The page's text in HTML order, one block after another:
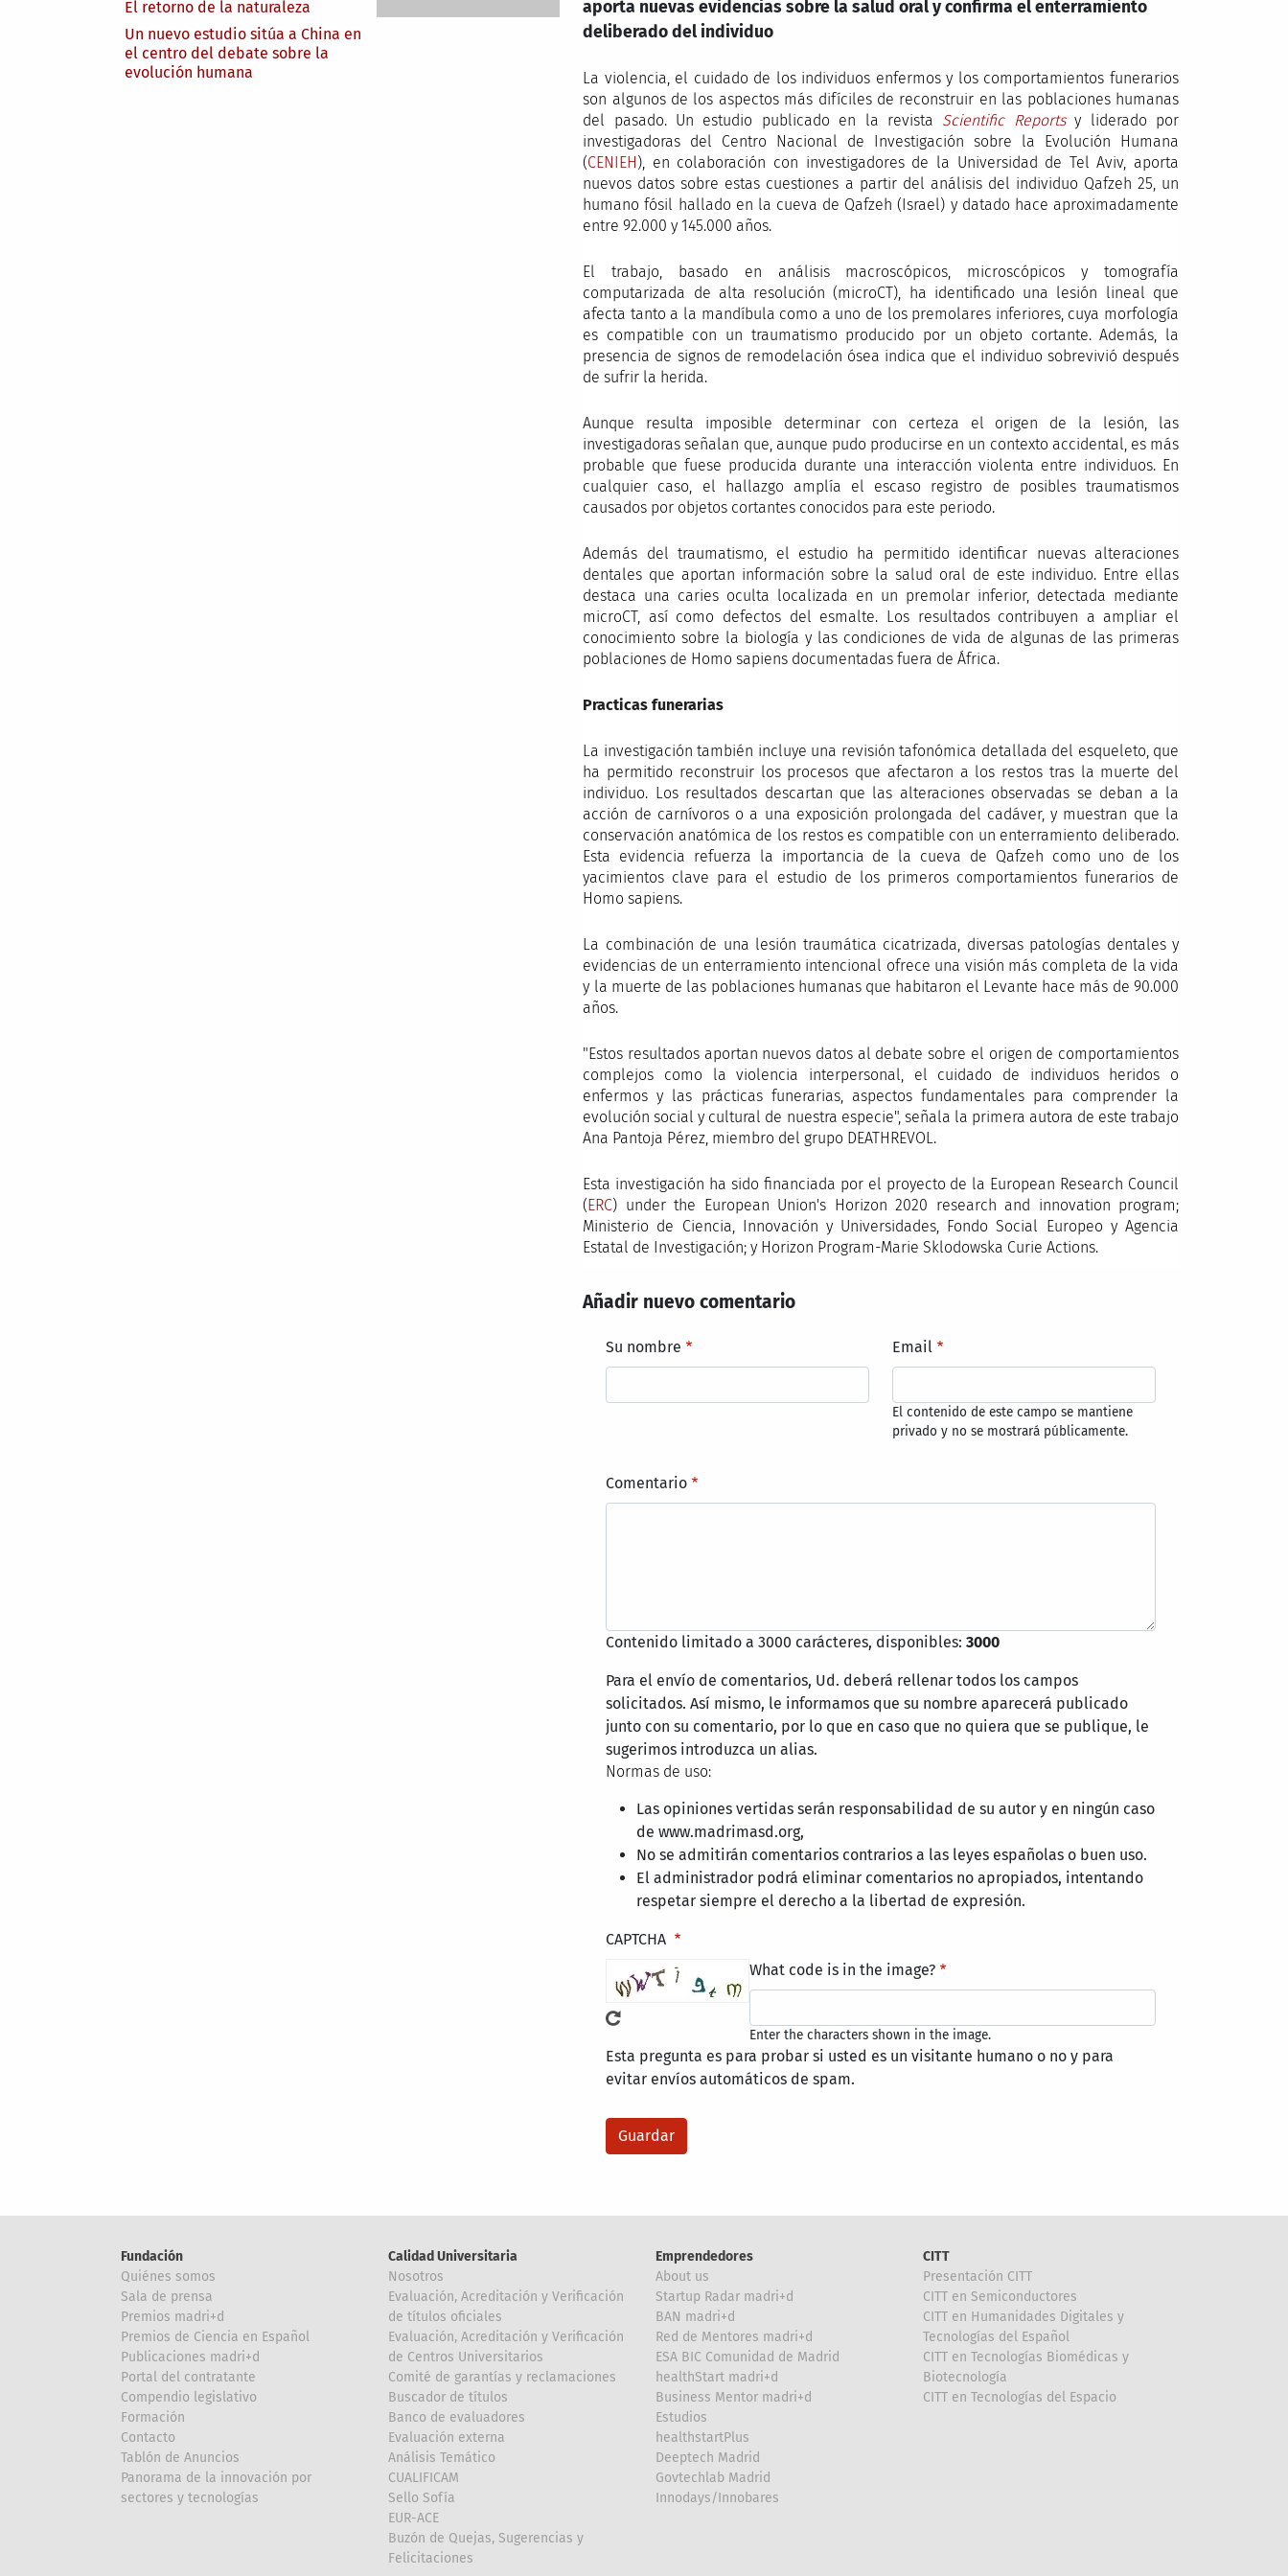
El retorno de la naturaleza
Un nuevo estudio sitúa a China en
el centro del debate sobre la
evolución humana
aporta nuevas evidencias sobre la salud oral y confirma el enterramiento
deliberado del individuo
La violencia, el cuidado de los individuos enfermos y los comportamientos funerarios
son algunos de los aspectos más difíciles de reconstruir en las poblaciones humanas
del pasado. Un estudio publicado en la revista Scientific Reportsy liderado por
investigadoras del Centro Nacional de Investigación sobre la Evolución Humana
(CENIEH ), en colaboración con investigadores de la Universidad de Tel Aviv, aporta
nuevos datos sobre estas cuestiones a partir del análisis del individuo Qafzeh 25, un
humano fósil hallado en la cueva de Qafzeh (Israel) y datado hace aproximadamente
entre 92.000 y 145.000 años.
El trabajo, basado en análisis macroscópicos, microscópicos y tomografía
computarizada de alta resolución (microCT), ha identificado una lesión lineal que
afecta tanto a la mandíbula como a uno de los premolares inferiores, cuya morfología
es compatible con un traumatismo producido por un objeto cortante. Además, la
presencia de signos de remodelación ósea indica que el individuo sobrevivió después
de sufrir la herida.
Aunque resulta imposible determinar con certeza el origen de la lesión, las
investigadoras señalan que, aunque pudo producirse en un contexto accidental, es más
probable que fuese producida durante una interacción violenta entre individuos. En
cualquier caso, el hallazgo amplía el escaso registro de posibles traumatismos
causados por objetos cortantes conocidos para este periodo.
Además del traumatismo, el estudio ha permitido identificar nuevas alteraciones
dentales que aportan información sobre la salud oral de este individuo. Entre ellas
destaca una caries oculta localizada en un premolar inferior, detectada mediante
microCT, así como defectos del esmalte. Los resultados contribuyen a ampliar el
conocimiento sobre la biología y las condiciones de vida de algunas de las primeras
poblaciones de Homo sapiens documentadas fuera de África.
Practicas funerarias
La investigación también incluye una revisión tafonómica detallada del esqueleto, que
ha permitido reconstruir los procesos que afectaron a los restos tras la muerte del
individuo. Los resultados descartan que las alteraciones observadas se deban a la
acción de carnívoros o a una exposición prolongada del cadáver, y muestran que la
conservación anatómica de los restos es compatible con un enterramiento deliberado.
Esta evidencia refuerza la importancia de la cueva de Qafzeh como uno de los
yacimientos clave para el estudio de los primeros comportamientos funerarios de
Homo sapiens.
La combinación de una lesión traumática cicatrizada, diversas patologías dentales y
evidencias de un enterramiento intencional ofrece una visión más completa de la vida
y la muerte de las poblaciones humanas que habitaron el Levante hace más de 90.000
años.
"Estos resultados aportan nuevos datos al debate sobre el origen de comportamientos
complejos como la violencia interpersonal, el cuidado de individuos heridos o
enfermos y las prácticas funerarias, aspectos fundamentales para comprender la
evolución social y cultural de nuestra especie", señala la primera autora de este trabajo
Ana Pantoja Pérez, miembro del grupo DEATHREVOL.
Esta investigación ha sido financiada por el proyecto de la European Research Council
(ERC) under the European Union's Horizon 2020 research and innovation program;
Ministerio de Ciencia, Innovación y Universidades, Fondo Social Europeo y Agencia
Estatal de Investigación; y Horizon Program-Marie Sklodowska Curie Actions.
Añadir nuevo comentario
Su nombre Email
El contenido de este campo se mantiene
privado y no se mostrará públicamente.
Comentario
Contenido limitado a 3000 carácteres, disponibles:3000
Para el envío de comentarios, Ud. deberá rellenar todos los campos
solicitados. Así mismo, le informamos que su nombre aparecerá publicado
junto con su comentario, por lo que en caso que no quiera que se publique, le
sugerimos introduzca un alias.
Normas de uso:
Las opiniones vertidas serán responsabilidad de su autor y en ningún caso
de www.madrimasd.org,
No se admitirán comentarios contrarios a las leyes españolas o buen uso.
El administrador podrá eliminar comentarios no apropiados, intentando
respetar siempre el derecho a la libertad de expresión.
CAPTCHA
What code is in the image?
Enter the characters shown in the image.
Esta pregunta es para probar si usted es un visitante humano o no y para
evitar envíos automáticos de spam.
Fundación
Quiénes somos
Sala de prensa
Premios madri+d
Premios de Ciencia en Español
Publicaciones madri+d
Portal del contratante
Compendio legislativo
Formación
Contacto
Tablón de Anuncios
Panorama de la innovación por
sectores y tecnologías
Calidad Universitaria
Nosotros
Evaluación, Acreditación y Verificación
de títulos oficiales
Evaluación, Acreditación y Verificación
de Centros Universitarios
Comité de garantías y reclamaciones
Buscador de títulos
Banco de evaluadores
Evaluación externa
Análisis Temático
CUALIFICAM
Sello Sofía
EUR-ACE
Buzón de Quejas, Sugerencias y
Felicitaciones
Emprendedores
About us
Startup Radar madri+d
BAN madri+d
Red de Mentores madri+d
ESA BIC Comunidad de Madrid
healthStart madri+d
Business Mentor madri+d
Estudios
healthstartPlus
Deeptech Madrid
Govtechlab Madrid
Innodays/Innobares
CITT
Presentación CITT
CITT en Semiconductores
CITT en Humanidades Digitales y
Tecnologías del Español
CITT en Tecnologías Biomédicas y
Biotecnología
CITT en Tecnologías del Espacio